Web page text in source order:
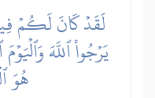
لَقَدۡ كَانَ لَكُمۡ
يَرۡجُواْ ٱللَّهَ
هُوَ